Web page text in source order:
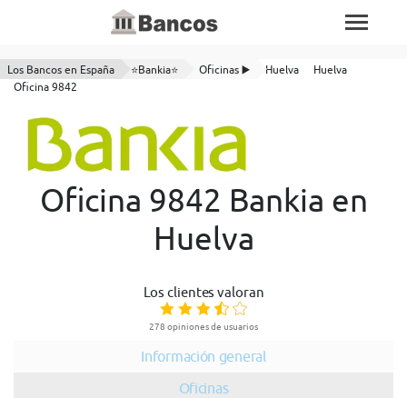
Los Bancos en España ⭐Bankia⭐ Oficinas ▶️ Huelva
Huelva
Oficina 9842
Oficina 9842 Bankia en
Huelva
Los clientes valoran
278 opiniones de usuarios
Información general
Oficinas